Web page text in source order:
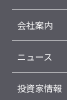
会社案内
ニュース
投資家情報